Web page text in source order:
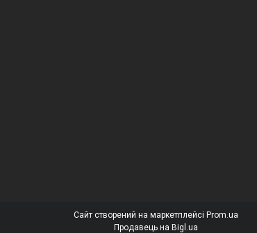
Сайт створений на маркетплейсі Prom.ua
Продавець на Bigl.ua